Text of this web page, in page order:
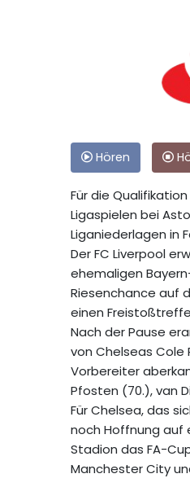
Hören
Für die
Ligaspielen bei
Liganiederlagen in
Der FC Liverpool
ehemaligen
Riesenchance auf
einen
Nach der Pause
von Chelseas Cole
Vorbereiter
Pfosten (70.), van
Für Chelsea, das
noch Hoffnung auf
Stadion das FA-
Manchester City